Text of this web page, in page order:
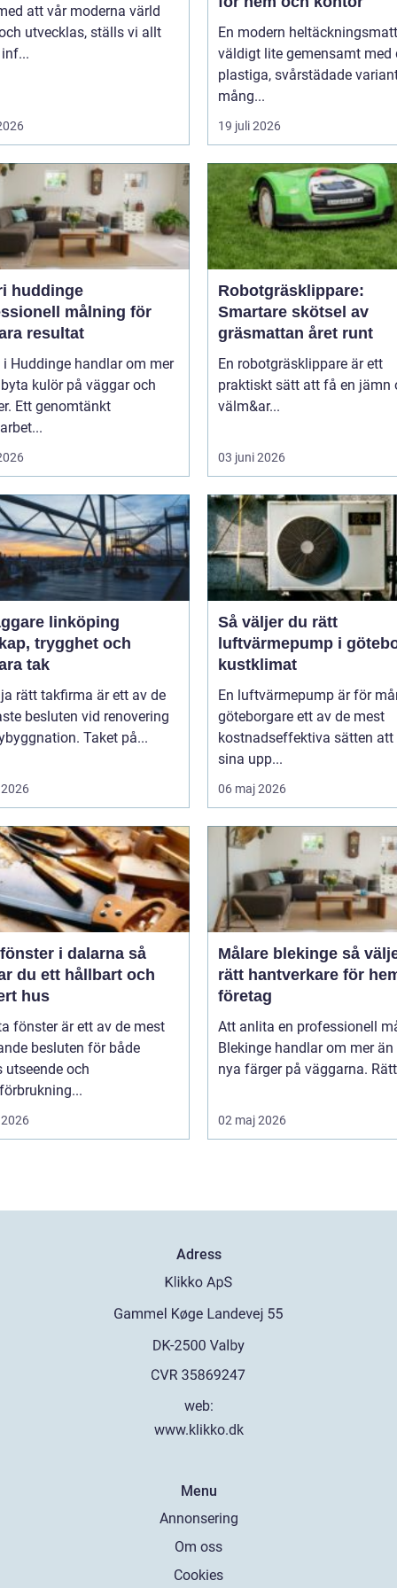
att vår moderna värld
utvecklas, ställs vi allt
En modern
väldigt lite gemensamt med
plastiga, svårstädade
mång...
19 juli 2026
huddinge
målning för
resultat
Huddinge handlar om mer
kulör på väggar och
Ett genomtänkt
Robotgräsklippare:
Smartare skötsel av
gräsmattan året runt
En robotgräsklippare är ett
praktiskt sätt att få en jämn
välm&ar...
03 juni 2026
linköping
trygghet och
tak
rätt takfirma är ett av de
besluten vid renovering
Taket på...
Så väljer du rätt
luftvärmepump i
kustklimat
En luftvärmepump är för
göteborgare ett av de mest
kostnadseffektiva sätten att
sina upp...
06 maj 2026
i dalarna så
du ett hållbart och
hus
fönster är ett av de mest
besluten för både
utseende och
Målare blekinge så väljer du
rätt hantverkare för
företag
Att anlita en professionell
Blekinge handlar om mer
nya färger på väggarna.
02 maj 2026
Adress
web:
www.klikko.dk
Menu
Annonsering
Om oss
Cookies